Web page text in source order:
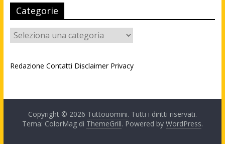
Categorie
Categorie
Redazione Contatti Disclaimer Privacy
Copyright © 2026 Tuttouomini. Tutti i diritti riservati.
Tema: ColorMag di ThemeGrill. Powered by WordPress.